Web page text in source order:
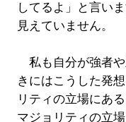
してるよ」と言い
見えていません。
私も自分が強者や
きにはこうした発
リティの立場にあ
マジョリティの立